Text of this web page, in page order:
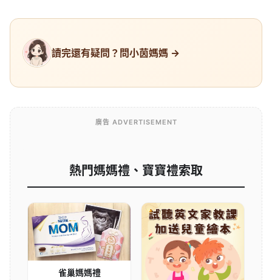
讀完還有疑問？問小茵媽媽 →
廣告 ADVERTISEMENT
熱門媽媽禮、寶寶禮索取
雀巢媽媽禮